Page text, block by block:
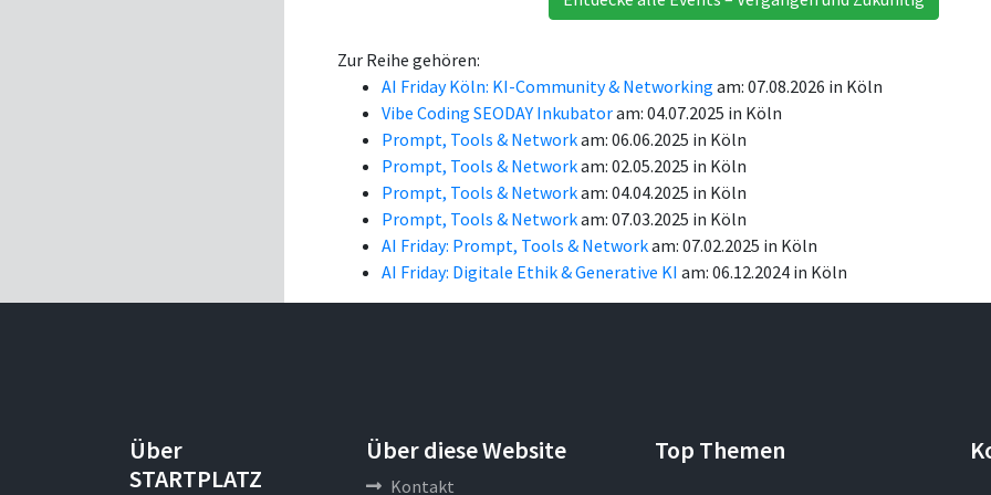
Zur Reihe gehören:
AI Friday Köln: KI-Community & Networking am: 07.08.2026 in Köln
Vibe Coding SEODAY Inkubatoram: 04.07.2025 in Köln
Prompt, Tools & Networkam: 06.06.2025 in Köln
Prompt, Tools & Networkam: 02.05.2025 in Köln
Prompt, Tools & Networkam: 04.04.2025 in Köln
Prompt, Tools & Networkam: 07.03.2025 in Köln
AI Friday: Prompt, Tools & Networkam: 07.02.2025 in Köln
AI Friday: Digitale Ethik & Generative KI am: 06.12.2024 in Köln
Über
STARTPLATZ
Über diese Website
Kontakt
Top Themen